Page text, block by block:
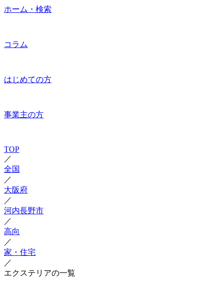
ホーム・検索
コラム
はじめての方
事業主の方
TOP
／
全国
／
大阪府
／
河内長野市
／
高向
／
家・住宅
／
エクステリアの一覧